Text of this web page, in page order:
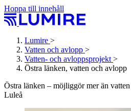
Hoppa till innehåll
Lumire >
Vatten och avlopp >
Vatten- och avlopps­projekt >
Östra länken, vatten och avlopp
Östra länken – möjliggör mer än
Luleå